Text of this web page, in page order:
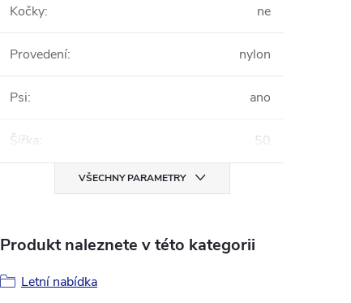
Kočky: ne
Provedení: nylon
Psi: ano
Šířka: 50
VŠECHNY PARAMETRY
Produkt naleznete v této kategorii
Letní nabídka